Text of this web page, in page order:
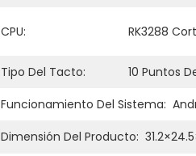
CPU: RK3288
Tipo Del Tacto:
10 Puntos
Funcionamiento Del Sistema:
Dimensión Del Producto: